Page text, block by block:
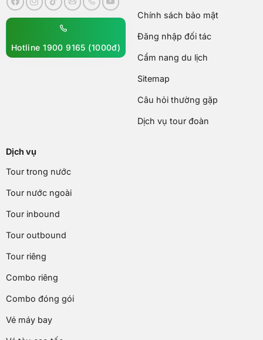
Hotline 1900 9165 (1000đ)
Chính sách bảo mật
Đăng nhập đối tác
Cẩm nang du lịch
Sitemap
Câu hỏi thường gặp
Dịch vụ tour đoàn
Dịch vụ
Tour trong nước
Tour nước ngoài
Tour inbound
Tour outbound
Tour riêng
Combo riêng
Combo đóng gói
Vé máy bay